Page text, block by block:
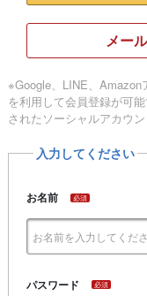
メー
※Google、LINE、
を利用して会員登録が可
されたソーシャルアカウ
入力してください
お名前 必須
パスワード 必須